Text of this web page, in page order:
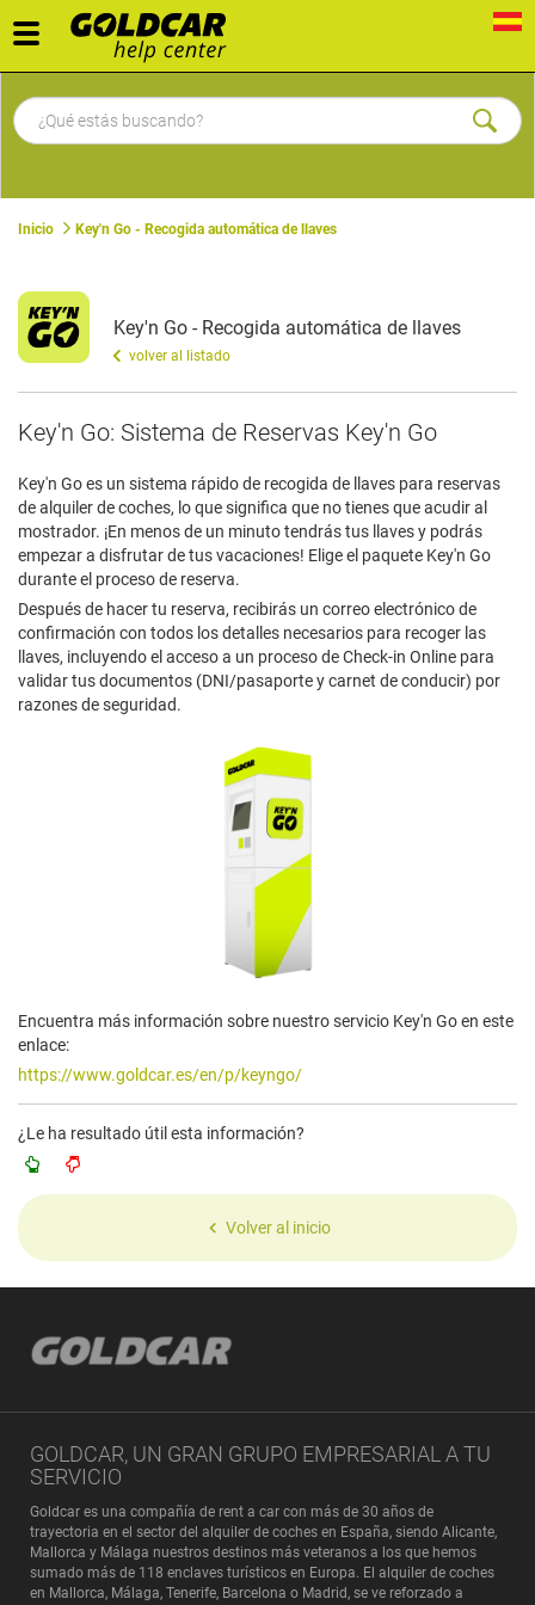
Toggle
navigation
Inicio Key'n Go - Recogida automática de llaves
Key'n Go - Recogida automática de llaves
volver al listado
Key'n Go: Sistema de Reservas Key'n Go
Key'n Go es un sistema rápido de recogida de llaves para reservas
de alquiler de coches, lo que significa que no tienes que acudir al
mostrador. ¡En menos de un minuto tendrás tus llaves y podrás
empezar a disfrutar de tus vacaciones! Elige el paquete Key'n Go
durante el proceso de reserva.
Después de hacer tu reserva, recibirás un correo electrónico de
confirmación con todos los detalles necesarios para recoger las
llaves, incluyendo el acceso a un proceso de Check-in Online para
validar tus documentos (DNI/pasaporte y carnet de conducir) por
razones de seguridad.
Encuentra más información sobre nuestro servicio Key'n Go en este
enlace:
https://www.goldcar.es/en/p/keyngo/
¿Le ha resultado útil esta información?
Volver al inicio
GOLDCAR, UN GRAN GRUPO EMPRESARIAL A TU
SERVICIO
Goldcar es una compañía de rent a car con más de 30 años de
trayectoria en el sector del alquiler de coches en España, siendo Alicante,
Mallorca y Málaga nuestros destinos más veteranos a los que hemos
sumado más de 118 enclaves turísticos en Europa. El alquiler de coches
en Mallorca, Málaga, Tenerife, Barcelona o Madrid, se ve reforzado a